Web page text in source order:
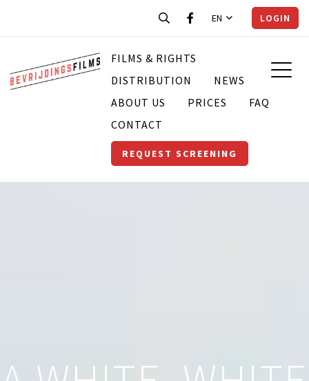
EN LOGIN
FILMS & RIGHTS
DISTRIBUTION
NEWS
ABOUT US
PRICES
FAQ
CONTACT
REQUEST SCREENING